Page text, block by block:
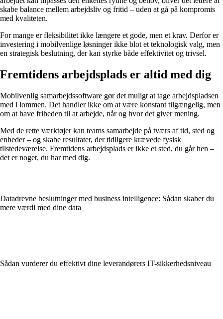
skabe balance mellem arbejdsliv og fritid – uden at gå på kompromis
med kvaliteten.
For mange er fleksibilitet ikke længere et gode, men et krav. Derfor er
investering i mobilvenlige løsninger ikke blot et teknologisk valg, men
en strategisk beslutning, der kan styrke både effektivitet og trivsel.
Fremtidens arbejdsplads er altid med dig
Mobilvenlig samarbejdssoftware gør det muligt at tage arbejdspladsen
med i lommen. Det handler ikke om at være konstant tilgængelig, men
om at have friheden til at arbejde, når og hvor det giver mening.
Med de rette værktøjer kan teams samarbejde på tværs af tid, sted og
enheder – og skabe resultater, der tidligere krævede fysisk
tilstedeværelse. Fremtidens arbejdsplads er ikke et sted, du går hen –
det er noget, du har med dig.
Datadrevne beslutninger med business intelligence: Sådan skaber du
mere værdi med dine data
Sådan vurderer du effektivt dine leverandørers IT-sikkerhedsniveau